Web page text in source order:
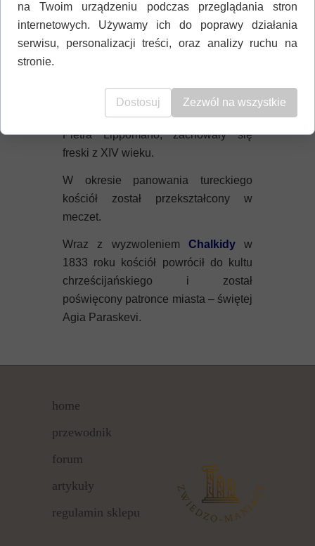
home
przewodnik
forum
artykuły
regulamin sklepu
Wyjątkowe znaczenie ma również
dwuspadowy dach nawy głównej,
który został przywieziony z Wenecji i
W kaplicy północnej, gdzie znajduje
się grobowiec weneckiego urzędnika
Pietra Lippomano, zachowały się
freski z XIV wieku.
W okresie panowania tureckiego
kościół został przekształcony w
meczet.
Wraz z wyzwoleniem Chalkidyw
1833 roku kościół powrócił do kultu
chrześcijańskiego i został
poświęcony patronce miasta – świętej
Agia Paraskevi.
na Twoim urządzeniu podczas przeglądania stron
internetowych. Używamy ich do poprawy działania
serwisu, personalizacji treści, oraz analizy ruchu na
stronie.
Dostosuj Zezwól na wszystkie